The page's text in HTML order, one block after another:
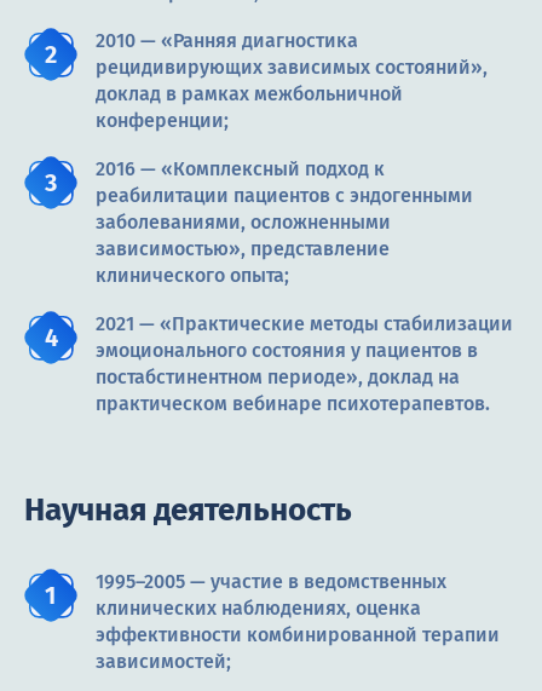
2010 — «Ранняя диагностика
рецидивирующих зависимых состояний»,
доклад в рамках межбольничной
конференции;
2016 — «Комплексный подход к
реабилитации пациентов с эндогенными
заболеваниями, осложненными
зависимостью», представление
клинического опыта;
2021 — «Практические методы стабилизации
эмоционального состояния у пациентов в
постабстинентном периоде», доклад на
практическом вебинаре психотерапевтов.
Научная деятельность
1995–2005 — участие в ведомственных
клинических наблюдениях, оценка
эффективности комбинированной терапии
зависимостей;